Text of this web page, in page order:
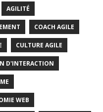
AGILITÉ
COACH AGILE
CULTURE AGILE
D'INTERACTION
WEB